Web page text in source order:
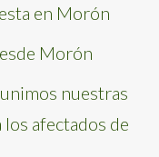
en Morón
Morón
nuestras
afectados de